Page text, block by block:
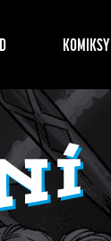
KOMIKSY